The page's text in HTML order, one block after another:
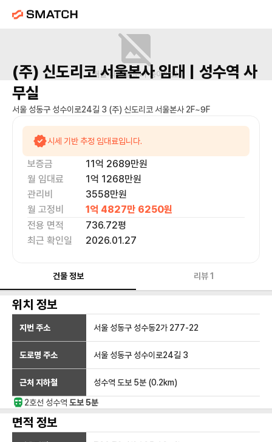
매물 사진을 준비 중이에요.
(주) 신도리코 서울본사임대 | 성수역 사
무실
서울 성동구 성수이로24길 3 (주) 신도리코 서울본사 2F~9F
시세 기반 추정 임대료입니다.
보증금 11억 2689만원
월 임대료
1억 1268만원
관리비
3558만원
월 고정비
1억 4827만 6250원
전용 면적
736.72평
최근 확인일
2026.01.27
건물 정보 리뷰1
위치 정보
지번 주소 서울 성동구 성수동2가 277-22
도로명 주소 서울 성동구 성수이로24길 3
근처 지하철 성수역 도보 5분 (0.2km)
2호선 성수역 도보 5분
면적 정보